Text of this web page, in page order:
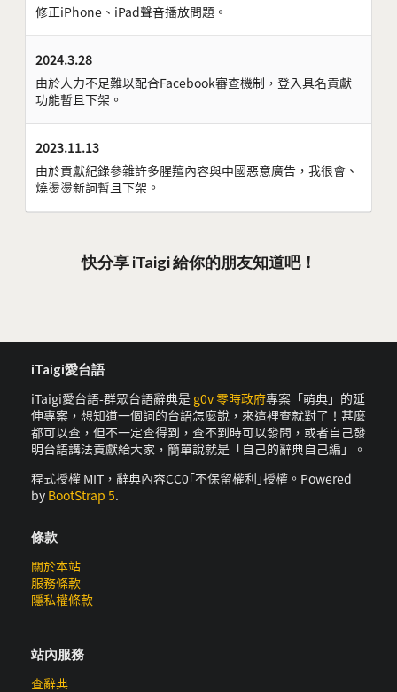
修正iPhone、iPad聲音播放問題。
2024.3.28
由於人力不足難以配合Facebook審查機制，登入具名貢獻
功能暫且下架。
2023.11.13
由於貢獻紀錄參雜許多腥羶內容與中國惡意廣告，我很會、
燒燙燙新詞暫且下架。
快分享 iTaigi 給你的朋友知道吧！
iTaigi愛台語
iTaigi愛台語-群眾台語辭典是 g0v 零時政府專案「萌典」的延
伸專案，想知道一個詞的台語怎麼說，來這裡查就對了！甚麼
都可以查，但不一定查得到，查不到時可以發問，或者自己發
明台語講法貢獻給大家，簡單說就是「自己的辭典自己編」。
程式授權 MIT，辭典內容CC0｢不保留權利｣授權。Powered
by BootStrap 5.
條款
關於本站
服務條款
隱私權條款
站內服務
查辭典